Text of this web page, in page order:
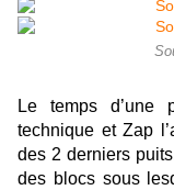
Le temps d’une
technique et Zap
des 2 derniers
des blocs sous